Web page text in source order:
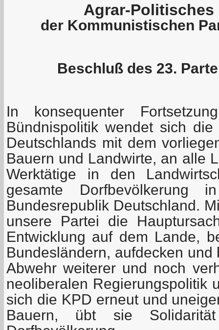
Agrar-Politisches
der Kommunistischen
Beschluß des 23.
In konsequenter
Bündnispolitik wendet sich
Deutschlands mit dem
Bauern und Landwirte, an alle
Werktätige in den
gesamte Dorfbevölkerung
Bundesrepublik Deutschland.
unsere Partei die
Entwicklung auf dem Lande,
Bundesländern, aufdecken
Abwehr weiterer und noch
neoliberalen Regierungspolitik
sich die KPD erneut und
Bauern, übt sie